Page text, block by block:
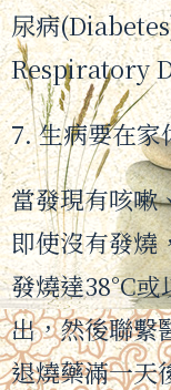
尿病
Respiratory
7. 生病要在家
當發現有咳嗽
即使沒有發燒
發燒達38°C
出，然後聯繫
退燒藥滿一天